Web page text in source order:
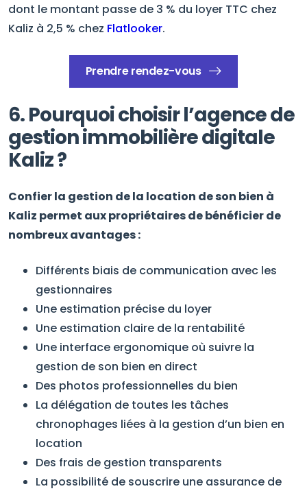
dont le montant passe de 3 % du loyer TTC chez
Kaliz à 2,5 % chez Flatlooker.
Prendre rendez-vous
6. Pourquoi choisir l’agence de
gestion immobilière digitale
Kaliz ?
Confier la gestion de la location de son bien à
Kaliz permet aux propriétaires de bénéficier de
nombreux avantages :
Différents biais de communication avec les
gestionnaires
Une estimation précise du loyer
Une estimation claire de la rentabilité
Une interface ergonomique où suivre la
gestion de son bien en direct
Des photos professionnelles du bien
La délégation de toutes les tâches
chronophages liées à la gestion d’un bien en
location
Des frais de gestion transparents
La possibilité de souscrire une assurance de